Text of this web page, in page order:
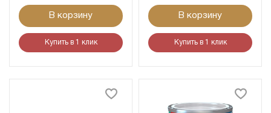
В корзину
Купить в 1 клик
В корзину
Купить в 1 клик